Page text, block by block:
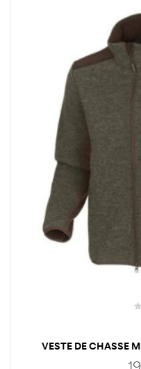
VESTE DE CHASSE
MARRON